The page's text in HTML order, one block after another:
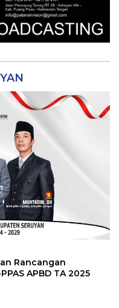
Rancangan
APBD TA 2025